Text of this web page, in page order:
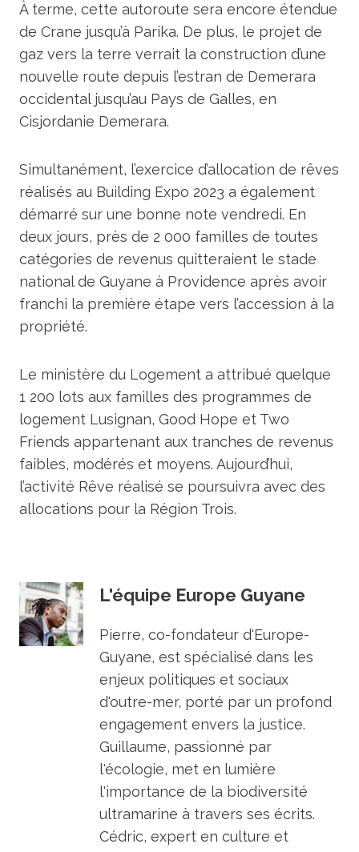
À terme, cette autoroute sera encore étendue
de Crane jusqu’à Parika. De plus, le projet de
gaz vers la terre verrait la construction d’une
nouvelle route depuis l’estran de Demerara
occidental jusqu’au Pays de Galles, en
Cisjordanie Demerara.
Simultanément, l’exercice d’allocation de rêves
réalisés au Building Expo 2023 a également
démarré sur une bonne note vendredi. En
deux jours, près de 2 000 familles de toutes
catégories de revenus quitteraient le stade
national de Guyane à Providence après avoir
franchi la première étape vers l’accession à la
propriété.
Le ministère du Logement a attribué quelque
1 200 lots aux familles des programmes de
logement Lusignan, Good Hope et Two
Friends appartenant aux tranches de revenus
faibles, modérés et moyens. Aujourd’hui,
l’activité Rêve réalisé se poursuivra avec des
allocations pour la Région Trois.
L'équipe Europe Guyane
Pierre, co-fondateur d'Europe-
Guyane, est spécialisé dans les
enjeux politiques et sociaux
d'outre-mer, porté par un profond
engagement envers la justice.
Guillaume, passionné par
l'écologie, met en lumière
l'importance de la biodiversité
ultramarine à travers ses écrits.
Cédric, expert en culture et